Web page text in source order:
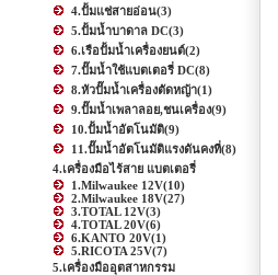
4.ปั้มแช่สายอ่อน(3)
5.ปั้มน้ำบาดาล DC(3)
6.เรือปั้มน้ำเครื่องยนต์(2)
7.ปั๊มน้ำใช้แบตเตอรี่ DC(8)
8.หัวปั๊มน้ำเครื่องตัดหญ้า(1)
9.ปั๊มน้ำเพลาลอย,ชนเครื่อง(9)
10.ปั้มน้ำอัตโนมัติ(9)
11.ปั๊มน้ำอัตโนมัติแรงดันคงที่(8)
4.เครื่องมือไร้สาย แบตเตอรี่
1.Milwaukee 12V(10)
2.Milwaukee 18V(27)
3.TOTAL 12V(3)
4.TOTAL 20V(6)
6.KANTO 20V(1)
5.RICOTA 25V(7)
5.เครื่องมืออุตสาหกรรม